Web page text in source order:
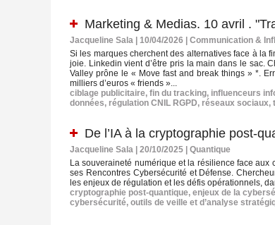
Marketing & Medias. 10 avril .
Jacqueline Sala | 10/04/2026
Communication &
Si les marques cherchent des alternatives face à la
joie. Linkedin vient d’être pris la main dans le sac.
Valley prône le « Move fast and break things » *.
milliers d’euros « friends »...
ciblage publicitaire, fin du tracking, influenceurs
données, régulation CNIL RGPD, réseaux sociaux,
De l’IA à la cryptographie post-
Jacqueline Sala | 20/10/2025
Quantique
La souveraineté numérique et la résilience face aux
ses Rencontres Cybersécurité et Défense.
les enjeux de régulation et les défis opérationnels,
cryptographie post-quantique, enjeux de la
cybersécurité, outils de veille et d’analyse